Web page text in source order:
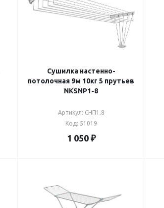
Сушилка настенно-
потолочная 9м 10кг 5 прутьев
NKSNP1-8
Артикул: СНП1.8
Код: 51019
1 050₽